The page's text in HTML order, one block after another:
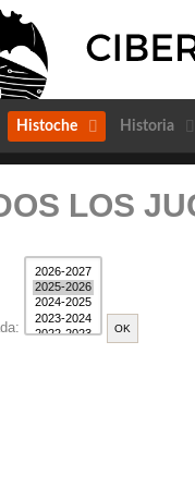
Histoche Historia
LOS